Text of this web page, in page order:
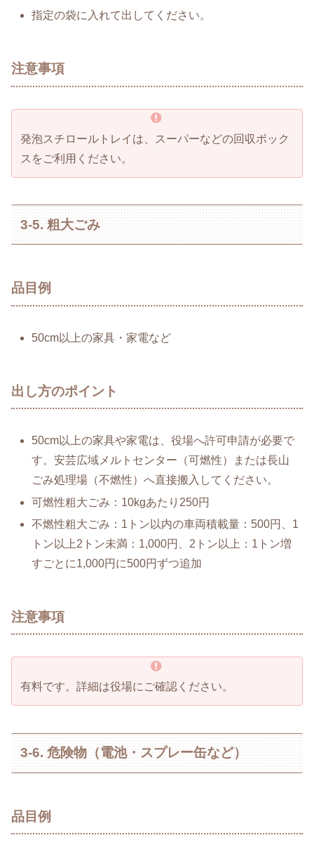
指定の袋に入れて出してください。
注意事項
発泡スチロールトレイは、スーパーなどの回収ボック
スをご利用ください。
3-5. 粗大ごみ
品目例
50cm以上の家具・家電など
出し方のポイント
50cm以上の家具や家電は、役場へ許可申請が必要で
す。安芸広域メルトセンター（可燃性）または長山
ごみ処理場（不燃性）へ直接搬入してください。
可燃性粗大ごみ：10kgあたり250円
不燃性粗大ごみ：1トン以内の車両積載量：500円、1
トン以上2トン未満：1,000円、2トン以上：1トン増
すごとに1,000円に500円ずつ追加
注意事項
有料です。詳細は役場にご確認ください。
3-6. 危険物（電池・スプレー缶など）
品目例